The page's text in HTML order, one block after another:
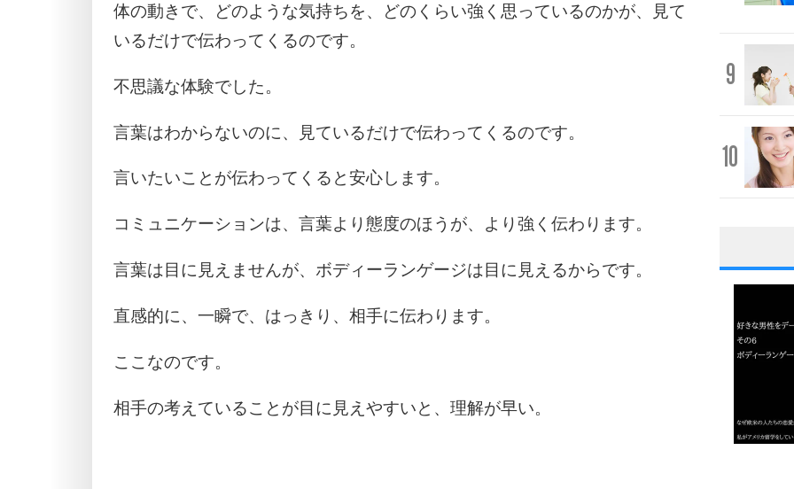
体の動きで、どのような気持ちを、どのくらい強く思っているのかが、見て
いるだけで伝わってくるのです。
不思議な体験でした。
言葉はわからないのに、見ているだけで伝わってくるのです。
言いたいことが伝わってくると安心します。
コミュニケーションは、言葉より態度のほうが、より強く伝わります。
言葉は目に見えませんが、ボディーランゲージは目に見えるからです。
直感的に、一瞬で、はっきり、相手に伝わります。
ここなのです。
相手の考えていることが目に見えやすいと、理解が早い。
9
10
1
3